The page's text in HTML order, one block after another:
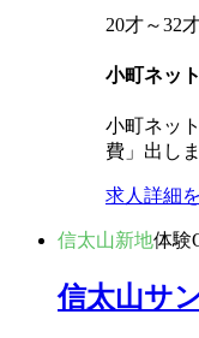
20才～32
小町ネッ
小町ネッ
費」出しま
求人詳細
信太山新地体験
信太山サ